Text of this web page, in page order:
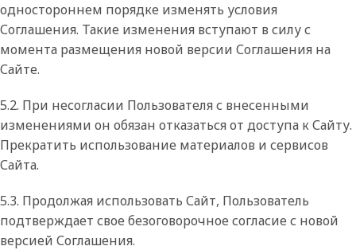
одностороннем порядке изменять условия
Соглашения. Такие изменения вступают в силу с
момента размещения новой версии Соглашения на
Сайте.
5.2. При несогласии Пользователя с внесенными
изменениями он обязан отказаться от доступа к Сайту.
Прекратить использование материалов и сервисов
Сайта.
5.3. Продолжая использовать Сайт, Пользователь
подтверждает свое безоговорочное согласие с новой
версией Соглашения.